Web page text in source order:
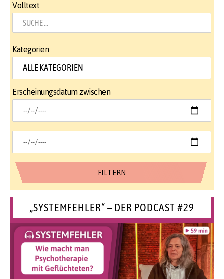
Volltext
Kategorien
Erscheinungsdatum zwischen
„SYSTEMFEHLER“ – DER PODCAST #29